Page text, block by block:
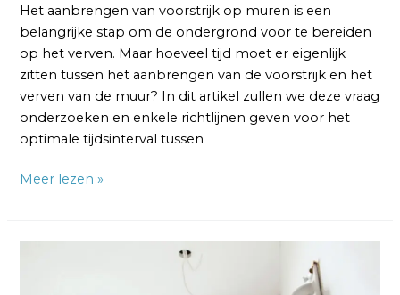
Het aanbrengen van voorstrijk op muren is een
belangrijke stap om de ondergrond voor te bereiden
op het verven. Maar hoeveel tijd moet er eigenlijk
zitten tussen het aanbrengen van de voorstrijk en het
verven van de muur? In dit artikel zullen we deze vraag
onderzoeken en enkele richtlijnen geven voor het
optimale tijdsinterval tussen
Meer lezen »